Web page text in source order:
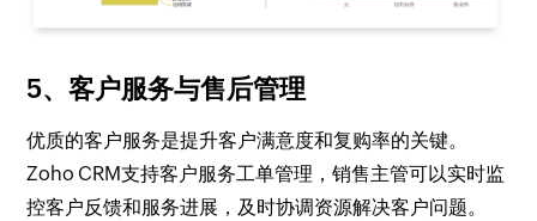
5、客户服务与售后管理
优质的客户服务是提升客户满意度和复购率的关键。
Zoho CRM支持客户服务工单管理，销售主管可以实时监
控客户反馈和服务进展，及时协调资源解决客户问题。